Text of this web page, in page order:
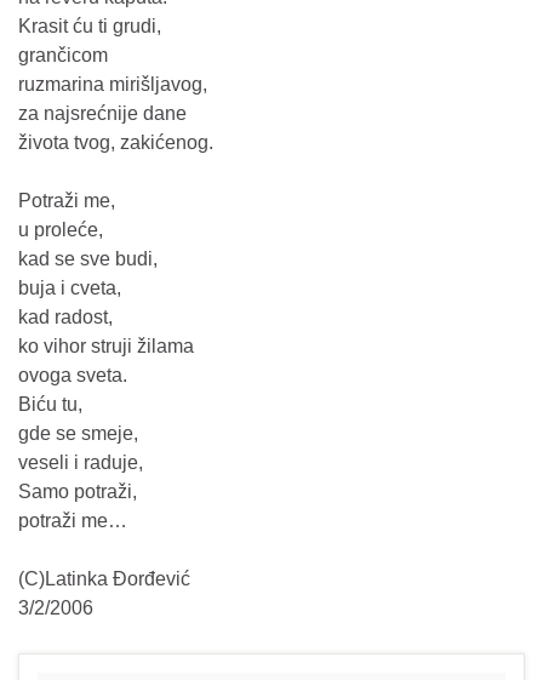
Krasit ću ti grudi,
grančicom
ruzmarina mirišljavog,
za najsrećnije dane
života tvog, zakićenog.
Potraži me,
u proleće,
kad se sve budi,
buja i cveta,
kad radost,
ko vihor struji žilama
ovoga sveta.
Biću tu,
gde se smeje,
veseli i raduje,
Samo potraži,
potraži me…
(C)Latinka Đorđević
3/2/2006